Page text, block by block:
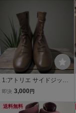
1:アトリエ サイドジップ
ショートブーツ レディー
番号312
即決 3,000 円
送料無料